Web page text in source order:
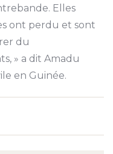
Elles
ont perdu et sont
du
» a dit Amadu
en Guinée.